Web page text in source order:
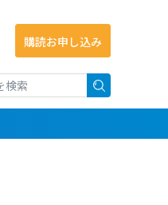
購読お申し込み